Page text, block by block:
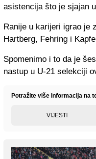
asistencija što je sjajan
Ranije u karijeri igrao je
Hartberg, Fehring i
Spomenimo i to da je
nastup u U-21 selekciji
Potražite više informacija na
VIJESTI